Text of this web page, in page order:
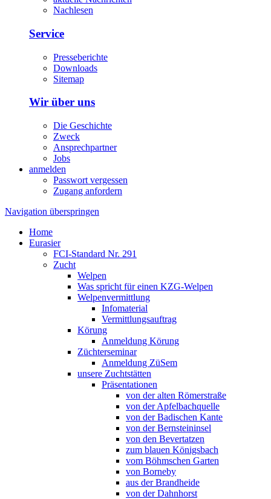
Nachlesen
Service
Presseberichte
Downloads
Sitemap
Wir über uns
Die Geschichte
Zweck
Ansprechpartner
Jobs
anmelden
Passwort vergessen
Zugang anfordern
Navigation überspringen
Home
Eurasier
FCI-Standard Nr. 291
Zucht
Welpen
Was spricht für einen KZG-Welpen
Welpenvermittlung
Infomaterial
Vermittlungsauftrag
Körung
Anmeldung Körung
Züchterseminar
Anmeldung ZüSem
unsere Zuchtstätten
Präsentationen
von der alten Römerstraße
von der Apfelbachquelle
von der Badischen Kante
von der Bernsteininsel
von den Bevertatzen
zum blauen Königsbach
vom Böhmschen Garten
von Borneby
aus der Brandheide
von der Dahnhorst